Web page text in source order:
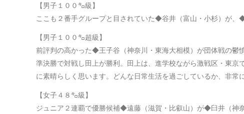
【男子１００㌔級】
ここも２番手グループと目されていた◆谷井（富山・小杉）が、
【男子１００㌔超級】
前評判の高かった◆王子谷（神奈川・東海大相模）が団体戦の
準決勝で対戦し田上が勝利。田上は、進学校ながら激戦区・東
に素晴らしく思います。どんな日常生活を過ごしているか、非常
【女子４８㌔級】
ジュニア２連覇で優勝候補◆遠藤（滋賀・比叡山）が◆臼井（神